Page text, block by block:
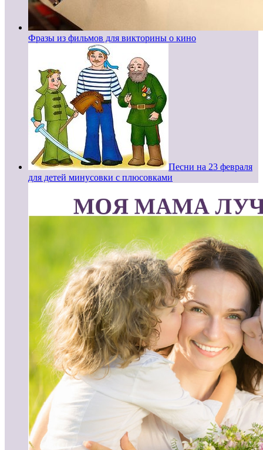
Фразы из фильмов для викторины о кино
Песни на 23 февраля
для детей минусовки с плюсовками